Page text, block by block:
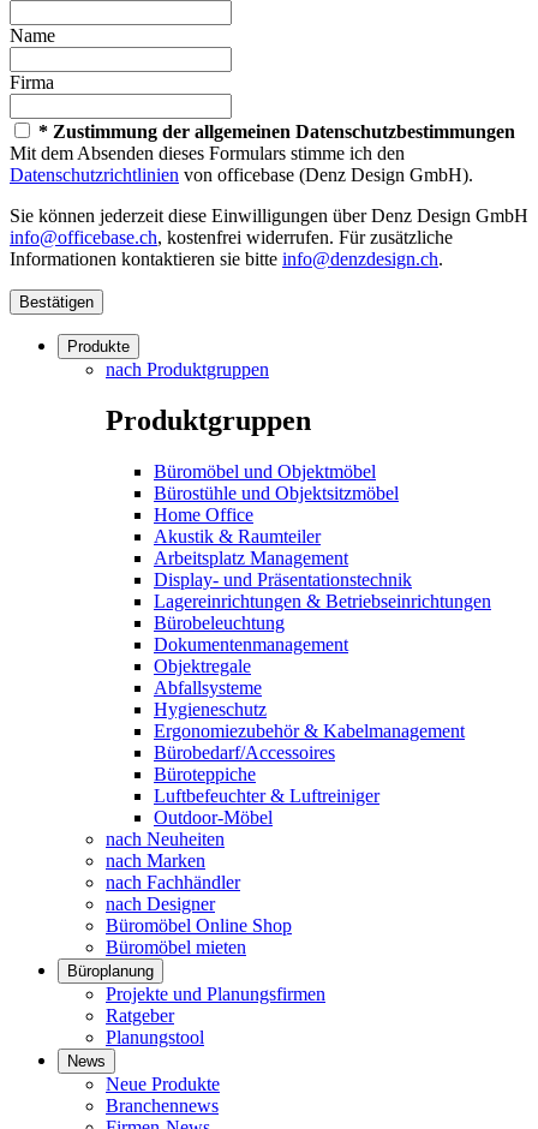
Name
Firma
* Zustimmung der allgemeinen Datenschutzbestimmungen
Mit dem Absenden dieses Formulars stimme ich den
Datenschutzrichtlinien von officebase (Denz Design GmbH).
Sie können jederzeit diese Einwilligungen über Denz Design GmbH
info@officebase.ch, kostenfrei widerrufen. Für zusätzliche
Informationen kontaktieren sie bitte info@denzdesign.ch.
Bestätigen
Produkte
nach Produktgruppen
Produktgruppen
Büromöbel und Objektmöbel
Bürostühle und Objektsitzmöbel
Home Office
Akustik & Raumteiler
Arbeitsplatz Management
Display- und Präsentationstechnik
Lagereinrichtungen & Betriebseinrichtungen
Bürobeleuchtung
Dokumentenmanagement
Objektregale
Abfallsysteme
Hygieneschutz
Ergonomiezubehör & Kabelmanagement
Bürobedarf/Accessoires
Büroteppiche
Luftbefeuchter & Luftreiniger
Outdoor-Möbel
nach Neuheiten
nach Marken
nach Fachhändler
nach Designer
Büromöbel Online Shop
Büromöbel mieten
Büroplanung
Projekte und Planungsfirmen
Ratgeber
Planungstool
News
Neue Produkte
Branchennews